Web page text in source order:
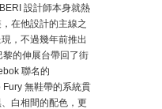
設計師本身就熱
在他設計的主線之
，不過幾年前推出
的伸展台帶回了街
聯名的
無鞋帶的系統貫
白相間的配色，更